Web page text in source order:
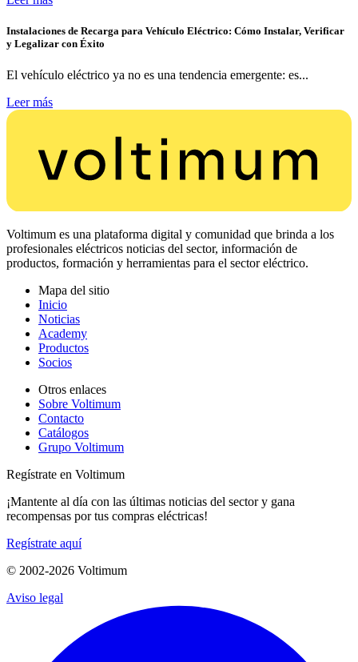
Instalaciones de Recarga para Vehículo Eléctrico: Cómo Instalar, Verificar
y Legalizar con Éxito
El vehículo eléctrico ya no es una tendencia emergente: es...
Leer más
Voltimum es una plataforma digital y comunidad que brinda a los
profesionales eléctricos noticias del sector, información de
productos, formación y herramientas para el sector eléctrico.
Mapa del sitio
Inicio
Noticias
Academy
Productos
Socios
Otros enlaces
Sobre Voltimum
Contacto
Catálogos
Grupo Voltimum
Regístrate en Voltimum
¡Mantente al día con las últimas noticias del sector y gana
recompensas por tus compras eléctricas!
Regístrate aquí
© 2002-2026 Voltimum
Aviso legal